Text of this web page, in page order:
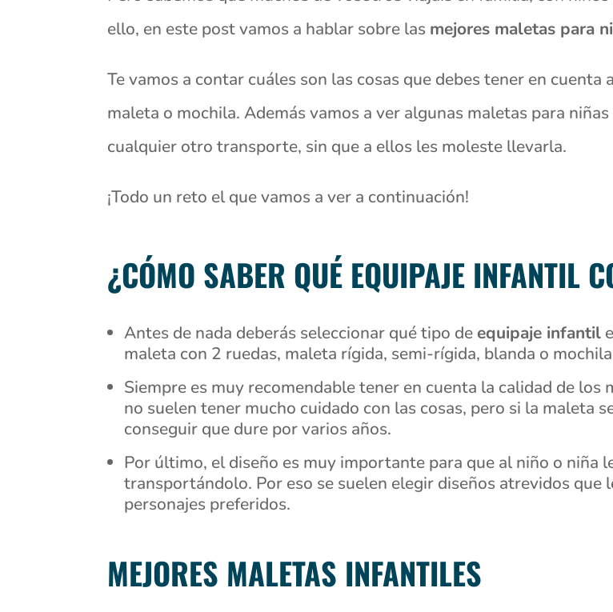
ello, en este post vamos a hablar sobre las mejores maletas para
Te vamos a contar cuáles son las cosas que debes tener en
maleta o mochila. Además vamos a ver algunas maletas para
cualquier otro transporte, sin que a ellos les moleste llevarla.
¡Todo un reto el que vamos a ver a continuación!
¿CÓMO SABER QUÉ EQUIPAJE INFANTIL
Antes de nada deberás seleccionar qué tipo deequipaje infantil
maleta con 2 ruedas, maleta rígida, semi-rígida, blanda o
Siempre es muy recomendable tener en cuenta la calidad de los
no suelen tener mucho cuidado con las cosas, pero si la maleta
conseguir que dure por varios años.
Por último, el diseño es muy importante para que al niño o niña
transportándolo. Por eso se suelen elegir diseños atrevidos que
personajes preferidos.
MEJORES MALETAS INFANTILES